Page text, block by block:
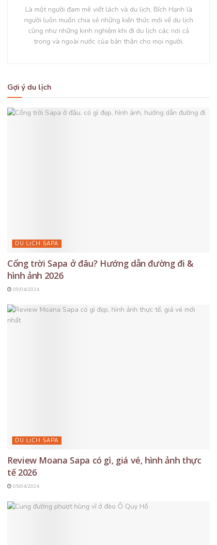
Là một người đam mê viết lách và du lịch, Bích Hạnh là
người luôn muốn chia sẻ những kiến thức mới về du lịch
cũng như những kinh nghiệm khi đi du lịch các nơi cả
trong và ngoài nước của bản thân cho mọi người.
Gợi ý du lịch
DU LỊCH SAPA
Cổng trời Sapa ở đâu? Hướng dẫn đường đi &
hình ảnh 2026
09/04/2024
DU LỊCH SAPA
Review Moana Sapa có gì, giá vé, hình ảnh thực
tế 2026
05/04/2024